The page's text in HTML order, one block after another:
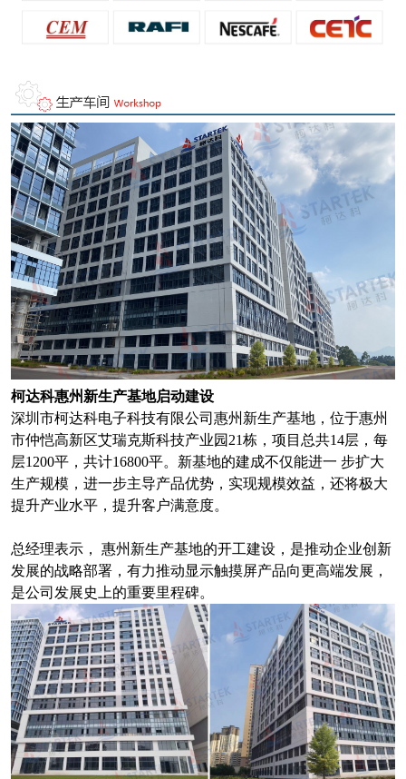
柯达科惠州新生产基地启动建设
深圳市柯达科电子科技有限公司惠州新生产基地，位于惠州
市仲恺高新区艾瑞克斯科技产业园21栋，项目总共14层，每
层1200平，共计16800平。新基地的建成不仅能进一 步扩大
生产规模，进一步主导产品优势，实现规模效益，还将极大
提升产业水平，提升客户满意度。
总经理表示， 惠州新生产基地的开工建设，是推动企业创新
发展的战略部署，有力推动显示触摸屏产品向更高端发展，
是公司发展史上的重要里程碑。